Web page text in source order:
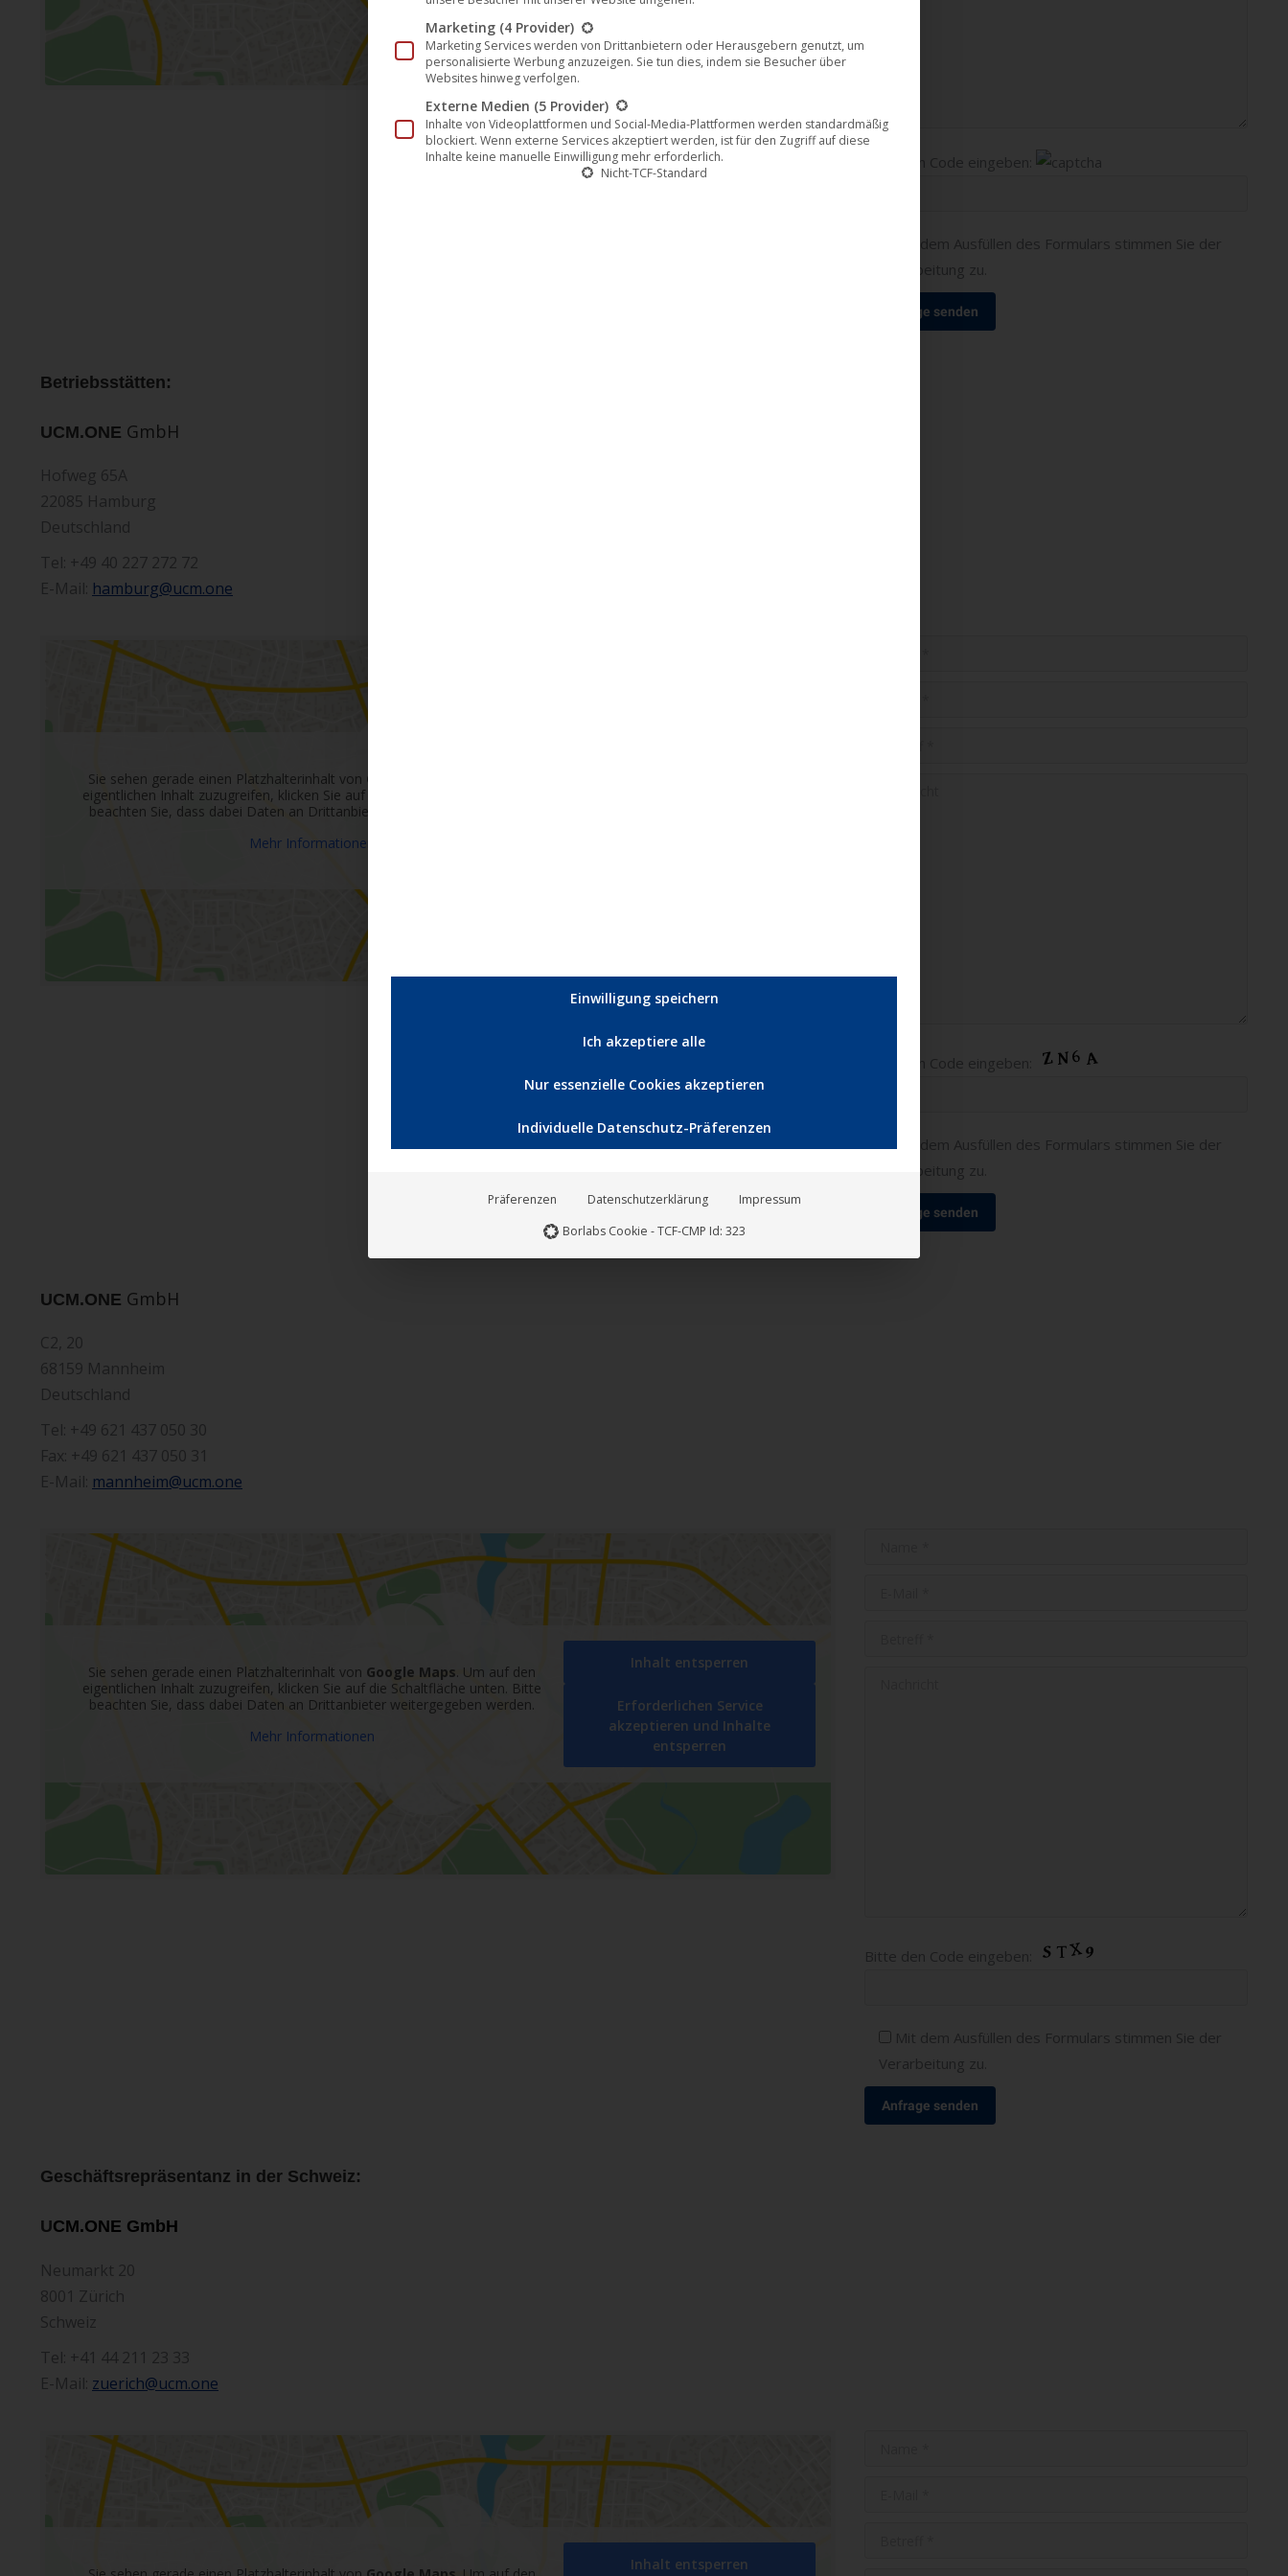
Bitte den Code eingeben:
Mit dem Ausfüllen des Formulars stimmen Sie der
Verarbeitung zu.
Betriebsstätten:
UCM.ONE GmbH
Hofweg 65A
22085 Hamburg
Deutschland
Tel: +49 40 227 272 72
E-Mail: hamburg@ucm.one
Sie sehen gerade einen Platzhalterinhalt von Google Maps
eigentlichen Inhalt zuzugreifen, klicken Sie auf die Schaltfläche unten. Bitte
beachten Sie, dass dabei Daten an Drittanbieter weitergegeben werden.
Mehr Informationen
leer.
Bitte den Code eingeben:
Mit dem Ausfüllen des Formulars stimmen Sie der
Verarbeitung zu.
UCM.ONE GmbH
C2, 20
68159 Mannheim
Deutschland
Tel: +49 621 437 050 30
Fax: +49 621 437 050 31
E-Mail: mannheim@ucm.one
Sie sehen gerade einen Platzhalterinhalt von Google Maps. Um auf den
eigentlichen Inhalt zuzugreifen, klicken Sie auf die Schaltfläche unten. Bitte
beachten Sie, dass dabei Daten an Drittanbieter weitergegeben werden.
Mehr Informationen
Inhalt entsperren
Erforderlichen Service
akzeptieren und Inhalte
entsperren
lasse
leer.
Bitte den Code eingeben:
Mit dem Ausfüllen des Formulars stimmen Sie der
Verarbeitung zu.
Geschäftsrepräsentanz in der Schweiz:
UCM.ONE GmbH
Neumarkt 20
8001 Zürich
Schweiz
Tel: +41 44 211 23 33
E-Mail: zuerich@ucm.one
Inhalt entsperren
Marketing (4 Provider)
Marketing Services werden von Drittanbietern oder Herausgebern genutzt, um
personalisierte Werbung anzuzeigen. Sie tun dies, indem sie Besucher über
Websites hinweg verfolgen.
Externe Medien (5 Provider)
Inhalte von Videoplattformen und Social-Media-Plattformen werden standardmäßig
blockiert. Wenn externe Services akzeptiert werden, ist für den Zugriff auf diese
Inhalte keine manuelle Einwilligung mehr erforderlich.
Nicht-TCF-Standard
Einwilligung speichern
Ich akzeptiere alle
Nur essenzielle Cookies akzeptieren
Individuelle Datenschutz-Präferenzen
Präferenzen Datenschutzerklärung
Impressum
Borlabs Cookie - TCF-CMP Id: 323